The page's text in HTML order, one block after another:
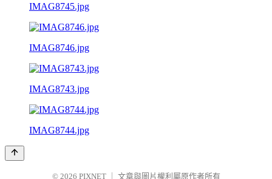
IMAG8745.jpg
IMAG8746.jpg
IMAG8743.jpg
IMAG8744.jpg
© 2026 PIXNET 文章與圖片權利屬原作者所有